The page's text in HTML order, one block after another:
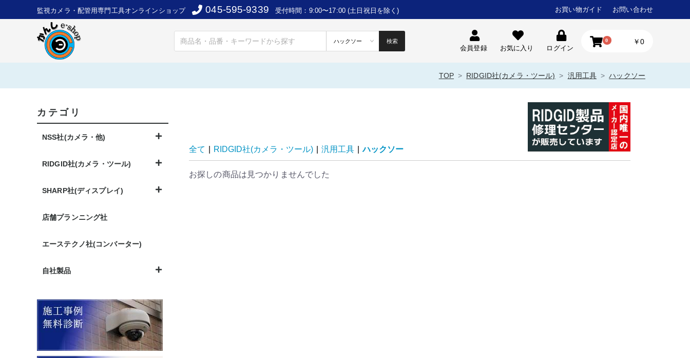
監視カメラ・配管用専門工具オンラインショップ 045-595-9339 受付時間：9:00〜17:00 (土日祝日を除く) お買い物ガイド お問い合わせ
会員登録 お気に入り ログイン
0 ￥0
検索
TOP RIDGID社(カメラ・ツール) 汎用工具 ハックソー
カテゴリ
NSS社(カメラ・他)
RIDGID社(カメラ・ツール)
SHARP社(ディスプレイ)
店舗プランニング社
エーステクノ社(コンバーター)
自社製品
全て RIDGID社(カメラ・ツール) 汎用工具 ハックソー
お探しの商品は見つかりませんでした